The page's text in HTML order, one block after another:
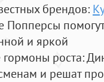
брендов:
Попперсы
и яркой
гормоны роста:
и решат